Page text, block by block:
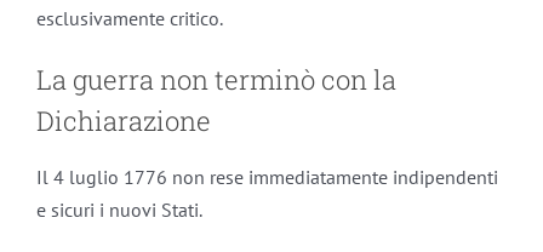
esclusivamente critico.
La guerra non terminò con la
Dichiarazione
Il 4 luglio 1776 non rese immediatamente indipendenti
e sicuri i nuovi Stati.